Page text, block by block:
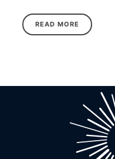
READ MORE